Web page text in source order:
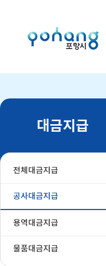
대금지급
전체대금지급
공사대금지급
용역대금지급
물품대금지급